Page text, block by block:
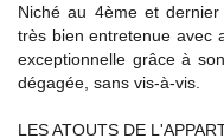
Niché au 4ème et
très bien entretenue avec
exceptionnelle grâce à
dégagée, sans vis-à-vis.
LES ATOUTS DE